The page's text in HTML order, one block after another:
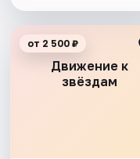
Движение к
звёздам
от 2 500 ₽